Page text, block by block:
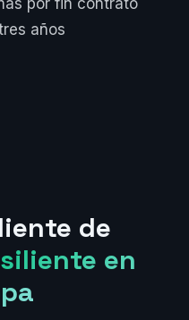
por fin contrató
años
de
en